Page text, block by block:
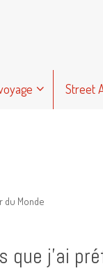
Street
du Monde
j’ai